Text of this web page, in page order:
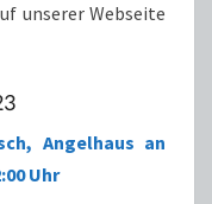
unserer Webseite
Angelhaus an
Uhr